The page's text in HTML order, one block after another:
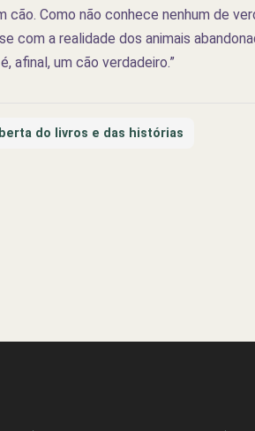
cão. Como não conhece nenhum de
com a realidade dos animais
afinal, um cão verdadeiro.”
do livros e das histórias